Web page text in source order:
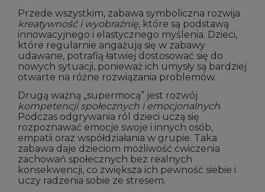
Przede wszystkim, zabawa symboliczna rozwija
kreatywność i wyobraźnię, które są podstawą
innowacyjnego i elastycznego myślenia. Dzieci,
które regularnie angażują się w zabawy
udawane, potrafią łatwiej dostosować się do
nowych sytuacji, ponieważ ich umysły są bardziej
otwarte na różne rozwiązania problemów.
Drugą ważną „supermocą” jest rozwój
kompetencji społecznych i emocjonalnych.
Podczas odgrywania ról dzieci uczą się
rozpoznawać emocje swoje i innych osób,
empatii oraz współdziałania w grupie. Taka
zabawa daje dzieciom możliwość ćwiczenia
zachowań społecznych bez realnych
konsekwencji, co zwiększa ich pewność siebie i
uczy radzenia sobie ze stresem.